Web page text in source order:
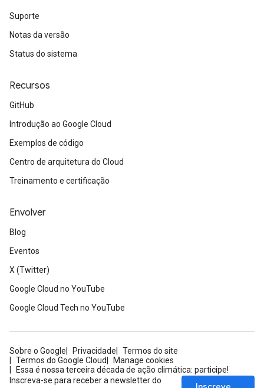
Suporte
Notas da versão
Status do sistema
Recursos
GitHub
Introdução ao Google Cloud
Exemplos de código
Centro de arquitetura do Cloud
Treinamento e certificação
Envolver
Blog
Eventos
X (Twitter)
Google Cloud no YouTube
Google Cloud Tech no YouTube
Sobre o Google Privacidade
Termos do site
Termos do Google Cloud
Manage cookies
Essa é nossa terceira década de ação climática: participe!
Inscreva-se para receber a newsletter do